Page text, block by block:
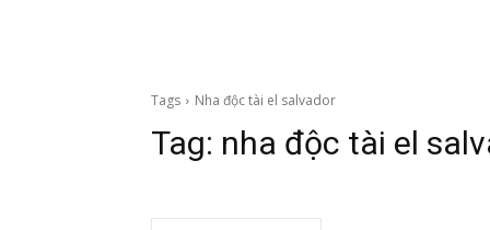
Tags Nha độc tài el salvador
Tag: nha độc tài el